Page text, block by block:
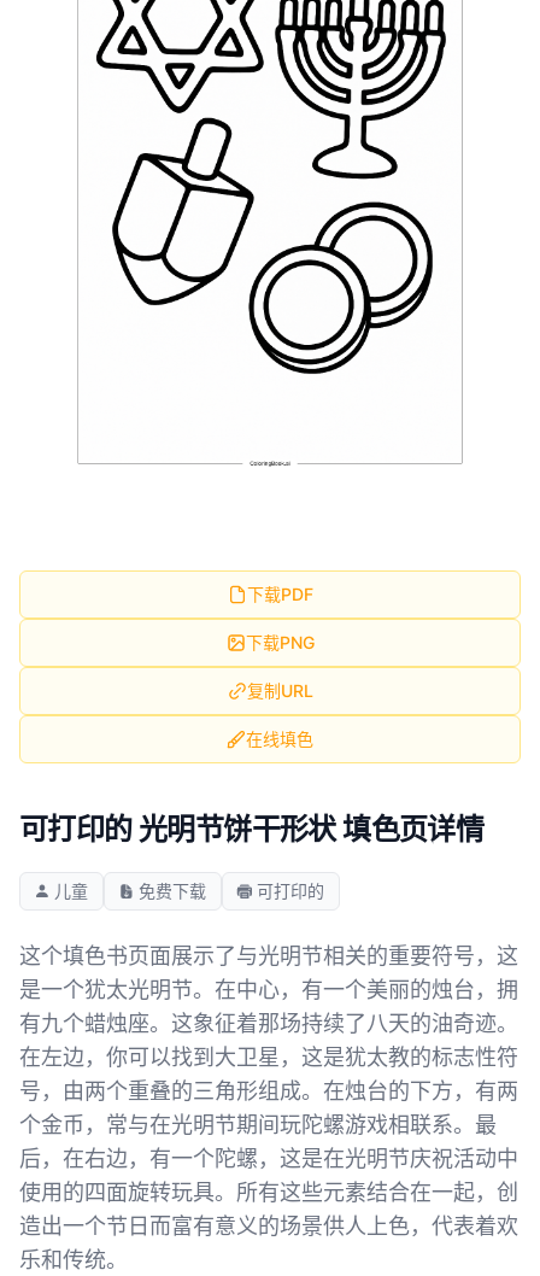
下载PDF
下载PNG
复制URL
在线填色
可打印的 光明节饼干形状 填色页详情
儿童 免费下载 可打印的
这个填色书页面展示了与光明节相关的重要符号，这
是一个犹太光明节。在中心，有一个美丽的烛台，拥
有九个蜡烛座。这象征着那场持续了八天的油奇迹。
在左边，你可以找到大卫星，这是犹太教的标志性符
号，由两个重叠的三角形组成。在烛台的下方，有两
个金币，常与在光明节期间玩陀螺游戏相联系。最
后，在右边，有一个陀螺，这是在光明节庆祝活动中
使用的四面旋转玩具。所有这些元素结合在一起，创
造出一个节日而富有意义的场景供人上色，代表着欢
乐和传统。